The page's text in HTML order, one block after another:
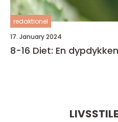
redaktionel
17. January 2024
8-16 Diet: En